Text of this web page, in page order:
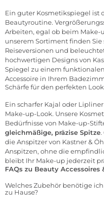
Ein guter Kosmetikspiegel ist
Beautyroutine.
Arbeiten, egal ob beim Make-
unserem Sortiment finden
Reiseversionen und
hochwertigen Designs von
Spiegel zu einem
Accessoire in Ihrem
Schärfe für den perfekten
Ein scharfer Kajal oder
Make-up-Look. Unsere
Bedürfnisse von Make-up-
gleichmäßige, präzise Spitze
die Anspitzer von Kastner &
Anspitzen, ohne die
bleibt Ihr Make-up jederzeit
FAQs zu Beauty Accessoires
Welches Zubehör benötige
zu Hause?